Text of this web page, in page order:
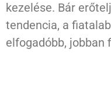
kezelése. Bár
tendencia, a
elfogadóbb, jobban